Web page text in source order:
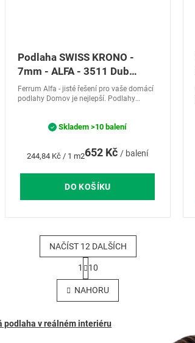
Podlaha SWISS KRONO -
7mm - ALFA - 3511 Dub
Bachus
652 Kč/ balení
Měrná
244,84 Kč / 1 m2
DO KOŠÍKU
Ferrum Alfa - jisté řešení pro vaše domácí
podlahy Domov je nejlepší. Podlahy
domově...
Skladem>10 balení
O
v
l
d
a
NAČÍST 12 DALŠÍCH
S
t
r
á
n
o
1 10
NAHORU
podlaha v reálném interiéru